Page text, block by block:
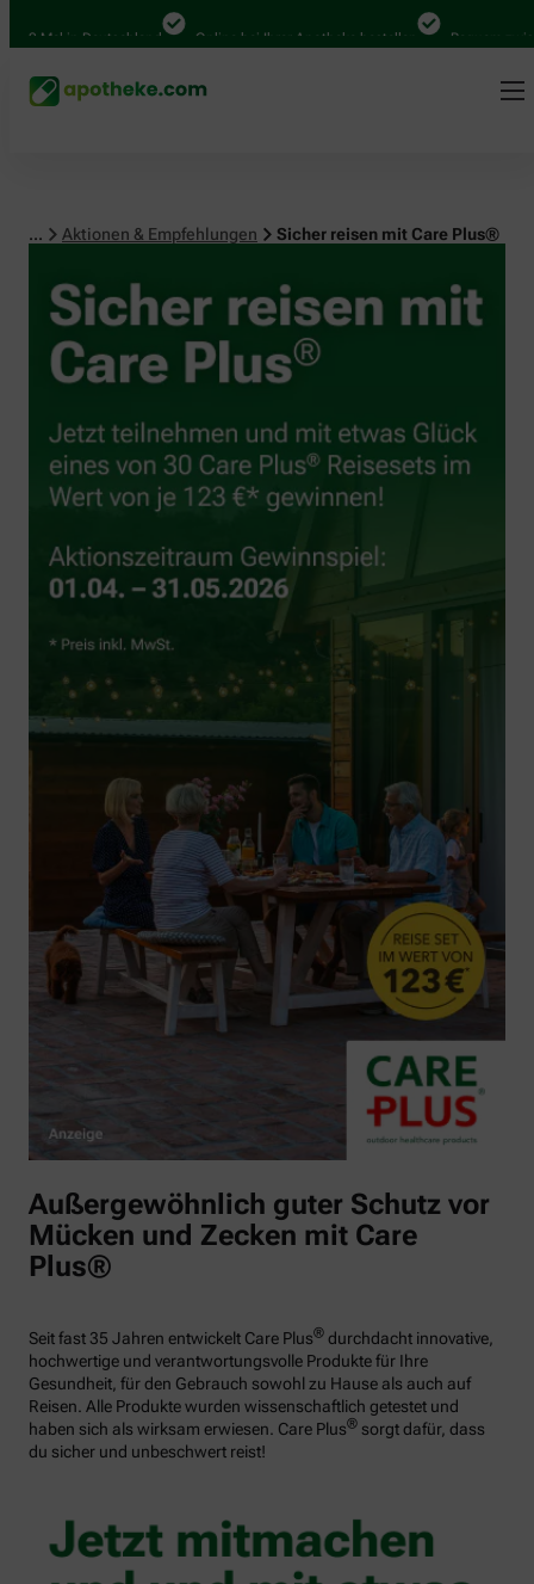
in Deutschland Online bei Ihrer Apotheke bestellen Bequem
... Aktionen & Empfehlungen Sicher reisen mit Care Plus®
Außergewöhnlich guter Schutz vor
Mücken und Zecken mit Care
Plus®
Seit fast 35 Jahren entwickelt Care Plus® durchdacht innovative,
hochwertige und verantwortungsvolle Produkte für Ihre
Gesundheit, für den Gebrauch sowohl zu Hause als auch auf
Reisen. Alle Produkte wurden wissenschaftlich getestet und
haben sich als wirksam erwiesen. Care Plus® sorgt dafür, dass
du sicher und unbeschwert reist!